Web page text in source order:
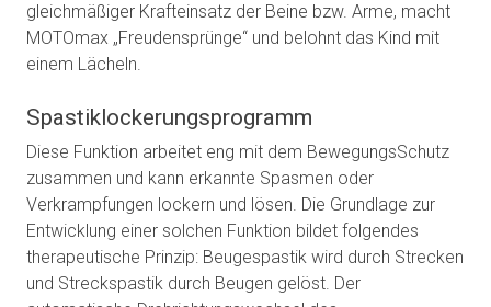
gleichmäßiger Krafteinsatz der Beine bzw. Arme, macht
MOTOmax „Freudensprünge“ und belohnt das Kind mit
einem Lächeln.
Spastiklockerungsprogramm
Diese Funktion arbeitet eng mit dem BewegungsSchutz
zusammen und kann erkannte Spasmen oder
Verkrampfungen lockern und lösen. Die Grundlage zur
Entwicklung einer solchen Funktion bildet folgendes
therapeutische Prinzip: Beugespastik wird durch Strecken
und Streckspastik durch Beugen gelöst. Der